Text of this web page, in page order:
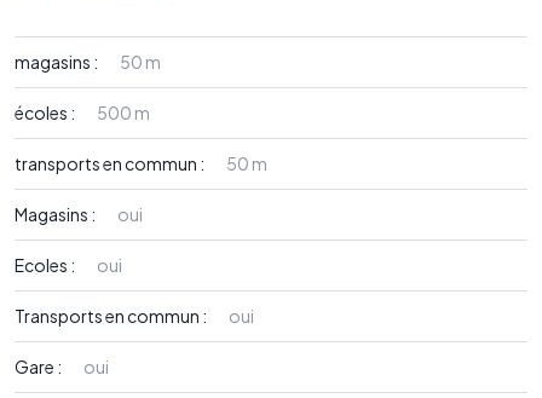
magasins : 50 m
écoles : 500 m
transports en commun : 50 m
Magasins : oui
Ecoles : oui
Transports en commun : oui
Gare : oui